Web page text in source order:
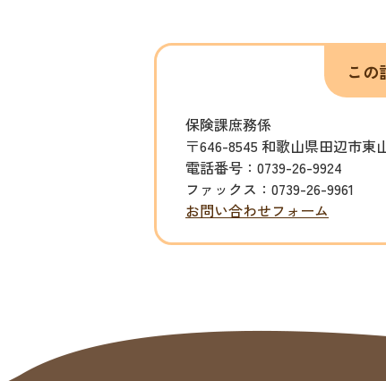
この
保険課庶務係
〒646-8545 和歌山県田辺市東
電話番号：0739-26-9924
ファックス：0739-26-9961
お問い合わせフォーム